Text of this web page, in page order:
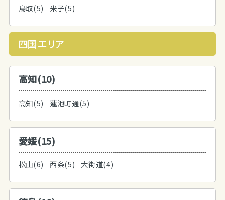
鳥取(5) 米子(5)
四国エリア
高知(10)
高知(5) 蓮池町通(5)
愛媛(15)
松山(6) 西条(5) 大街道(4)